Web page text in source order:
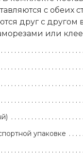
с обеих
друг с другом
или
упаковке